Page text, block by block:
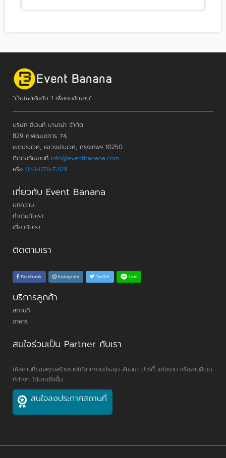
"เว็บไซต์อันดับ 1 เพื่อคนจัดงาน"
บริษัท อีเวนท์ บานาน่า จำกัด
829 ถ.พัฒนาการ 74,
เขตประเวศ, แขวงประเวศ, กรุงเทพฯ 10250
ติดต่อทีมงานที่ info@eventbanana.com
หรือ 083-078-7209
เกี่ยวกับ Event Banana
บทความ
ทำงานกับเรา
เกี่ยวกับเรา
ติดตามเรา
Facebook Instagram Twitter Line
บริการลูกค้า
สถานที่
อาหาร
สนใจร่วมเป็น Partner กับเรา
ให้สถานที่ของคุณสร้างรายได้จากงานประชุม สัมมนา ปาร์ตี้ แต่งงาน หรืองานอีเวน
ท์ต่างๆ ได้มากยิ่งขึ้น
สนใจลงประกาศสถานที่